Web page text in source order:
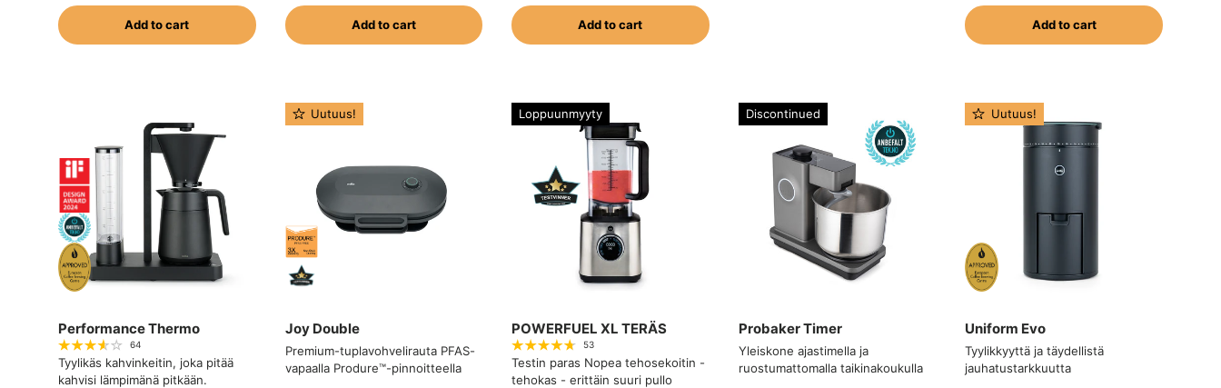
Add to cart Add to cart Add to cart Add to cart
Performance Thermo
64
Tyylikäs kahvinkeitin, joka pitää
kahvisi lämpimänä pitkään.
Uutuus!
Joy Double
Premium-tuplavohvelirauta PFAS-
vapaalla Produre™-pinnoitteella
Loppuunmyyty
POWERFUEL XL TERÄS
53
Testin paras Nopea tehosekoitin -
tehokas - erittäin suuri pullo
Discontinued
Probaker Timer
Yleiskone ajastimella ja
ruostumattomalla taikinakoukulla
Uutuus!
Uniform Evo
Tyylikkyyttä ja täydellistä
jauhatustarkkuutta